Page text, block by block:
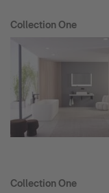
Collection One
Collection One